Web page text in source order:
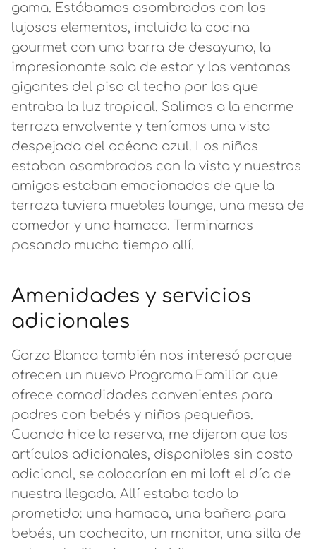
gama. Estábamos asombrados con los
lujosos elementos, incluida la cocina
gourmet con una barra de desayuno, la
impresionante sala de estar y las ventanas
gigantes del piso al techo por las que
entraba la luz tropical. Salimos a la enorme
terraza envolvente y teníamos una vista
despejada del océano azul. Los niños
estaban asombrados con la vista y nuestros
amigos estaban emocionados de que la
terraza tuviera muebles lounge, una mesa de
comedor y una hamaca. Terminamos
pasando mucho tiempo allí.
Amenidades y servicios
adicionales
Garza Blanca también nos interesó porque
ofrecen un nuevo Programa Familiar que
ofrece comodidades convenientes para
padres con bebés y niños pequeños.
Cuando hice la reserva, me dijeron que los
artículos adicionales, disponibles sin costo
adicional, se colocarían en mi loft el día de
nuestra llegada. Allí estaba todo lo
prometido: una hamaca, una bañera para
bebés, un cochecito, un monitor, una silla de